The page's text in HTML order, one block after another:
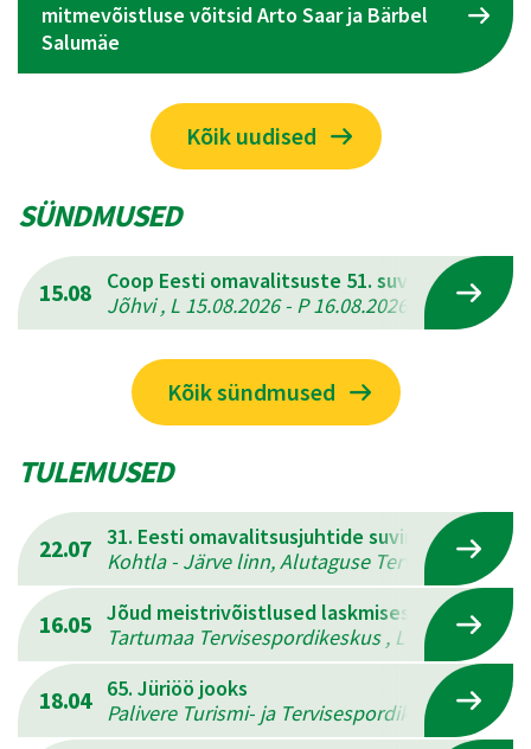
Spordiliidu Jõud üldkogu koosolek toimub
Kõik uudised
SÜNDMUSED
15.08
Coop Eesti omavalitsuste 51. suvemängud
Jõhvi , L 15.08.2026 - P 16.08.2026
Kõik sündmused
TULEMUSED
22.07 31. Eesti omavalitsusjuhtide suvine
Kohtla - Järve linn, Alutaguse
16.05 Jõud meistrivõistlused laskmises
Tartumaa Tervisespordikeskus , L 16.05.2026 -
18.04
65. Jüriöö jooks
Palivere Turismi- ja Tervisespordikeskus , L